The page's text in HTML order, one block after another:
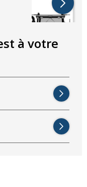
à votre